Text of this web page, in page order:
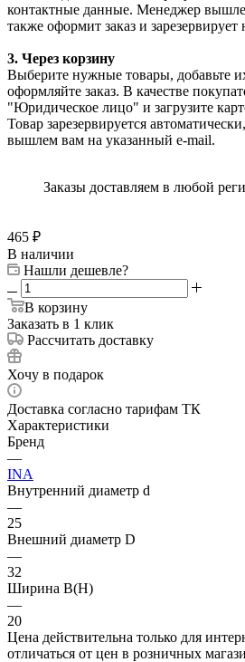
контактные данные. Менеджер
также оформит заказ и
3. Через корзину
Выберите нужные товары, добавьте
оформляйте заказ. В качестве
"Юридическое лицо" и загрузите
Товар зарезервируется
вышлем вам на указанный e-mail.
Заказы доставляем в любой
465 ₽
В наличии
Нашли дешевле?
В корзину
Заказать в 1 клик
Рассчитать доставку
Хочу в подарок
Доставка согласно тарифам ТК
Характеристики
Бренд
—
INA
Внутренний диаметр d
—
25
Внешний диаметр D
—
32
Ширина B(H)
—
20
Цена действительна только для
отличаться от цен в розничных